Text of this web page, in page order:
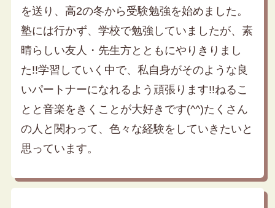
を送り、高2の冬から受験勉強を始めました。
塾には行かず、学校で勉強していましたが、素
晴らしい友人・先生方とともにやりきりまし
た!!学習していく中で、私自身がそのような良
いパートナーになれるよう頑張ります!!ねるこ
とと音楽をきくことが大好きです(^^)たくさん
の人と関わって、色々な経験をしていきたいと
思っています。